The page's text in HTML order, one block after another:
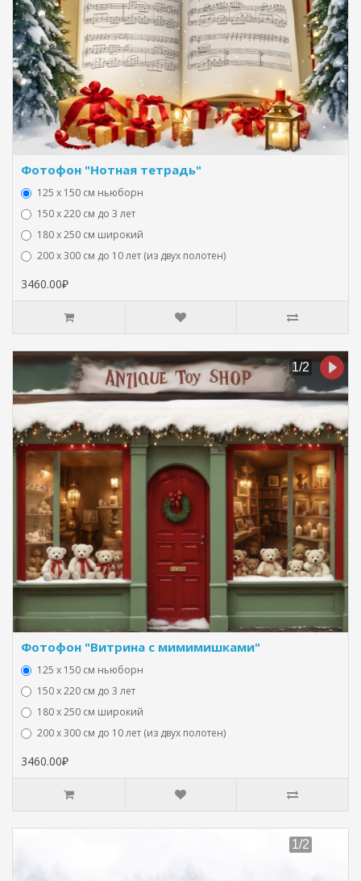
Фотофон "Нотная тетрадь"
125 x 150 см ньюборн
150 х 220 см до 3 лет
180 х 250 см широкий
200 х 300 см до 10 лет (из двух полотен)
3460.00₽
Фотофон "Витрина с мимимишками"
125 x 150 см ньюборн
150 х 220 см до 3 лет
180 х 250 см широкий
200 х 300 см до 10 лет (из двух полотен)
3460.00₽